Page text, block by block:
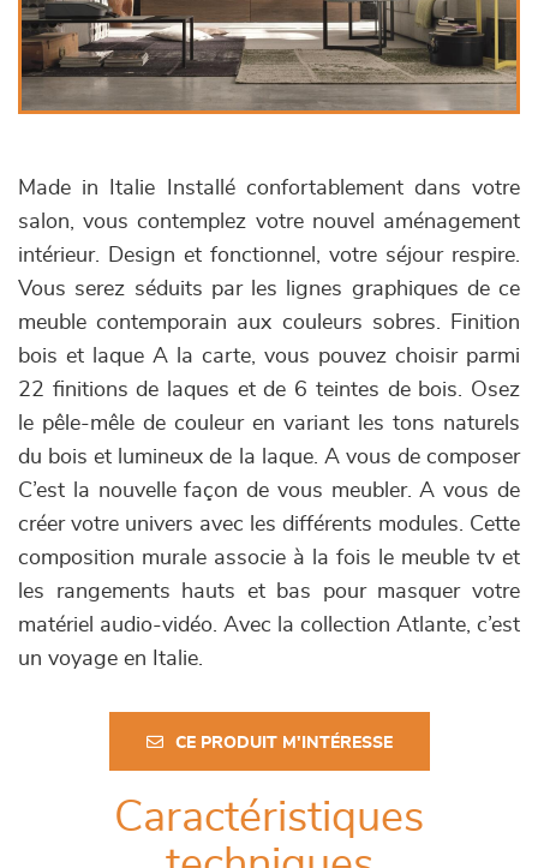
Made in Italie Installé confortablement dans votre
salon, vous contemplez votre nouvel aménagement
intérieur. Design et fonctionnel, votre séjour respire.
Vous serez séduits par les lignes graphiques de ce
meuble contemporain aux couleurs sobres. Finition
bois et laque A la carte, vous pouvez choisir parmi
22 finitions de laques et de 6 teintes de bois. Osez
le pêle-mêle de couleur en variant les tons naturels
du bois et lumineux de la laque. A vous de composer
C’est la nouvelle façon de vous meubler. A vous de
créer votre univers avec les différents modules. Cette
composition murale associe à la fois le meuble tv et
les rangements hauts et bas pour masquer votre
matériel audio-vidéo. Avec la collection Atlante, c’est
un voyage en Italie.
CE PRODUIT M'INTÉRESSE
Caractéristiques